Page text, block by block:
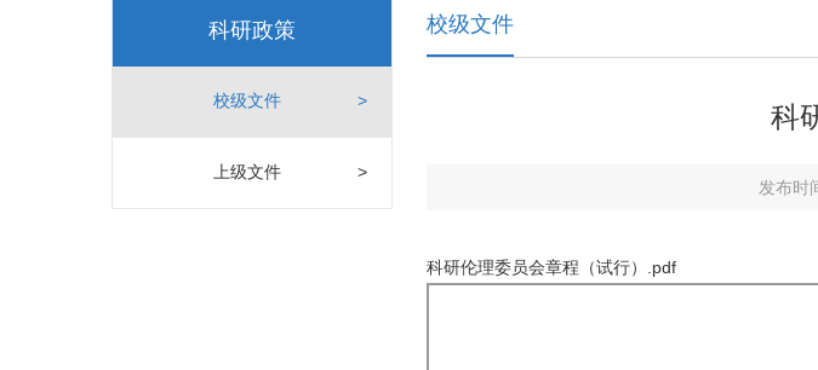
科研政策
校级文件 >
上级文件 >
校级文件
科
发布时
科研伦理委员会章程（试行）.pdf